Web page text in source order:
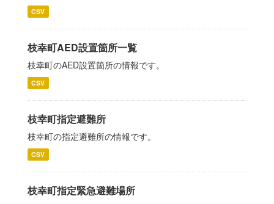
CSV
枝幸町AED設置箇所一覧
枝幸町のAED設置箇所の情報です。
CSV
枝幸町指定避難所
枝幸町の指定避難所の情報です。
CSV
枝幸町指定緊急避難場所